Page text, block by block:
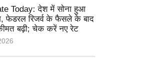
Today: देश में सोना हुआ
फेडरल रिजर्व के फैसले के बाद
बढ़ी; चेक करें नए रेट